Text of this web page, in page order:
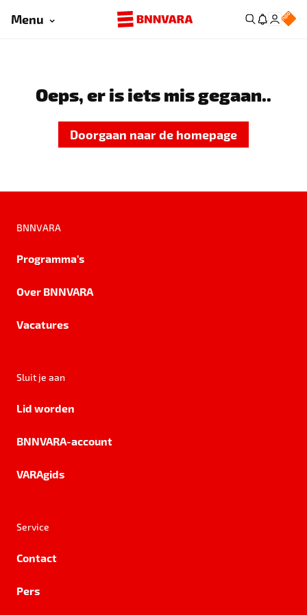
Menu
Oeps, er is iets mis gegaan..
Doorgaan naar de homepage
BNNVARA
Programma's
Over BNNVARA
Vacatures
Sluit je aan
Lid worden
BNNVARA-account
VARAgids
Service
Contact
Pers